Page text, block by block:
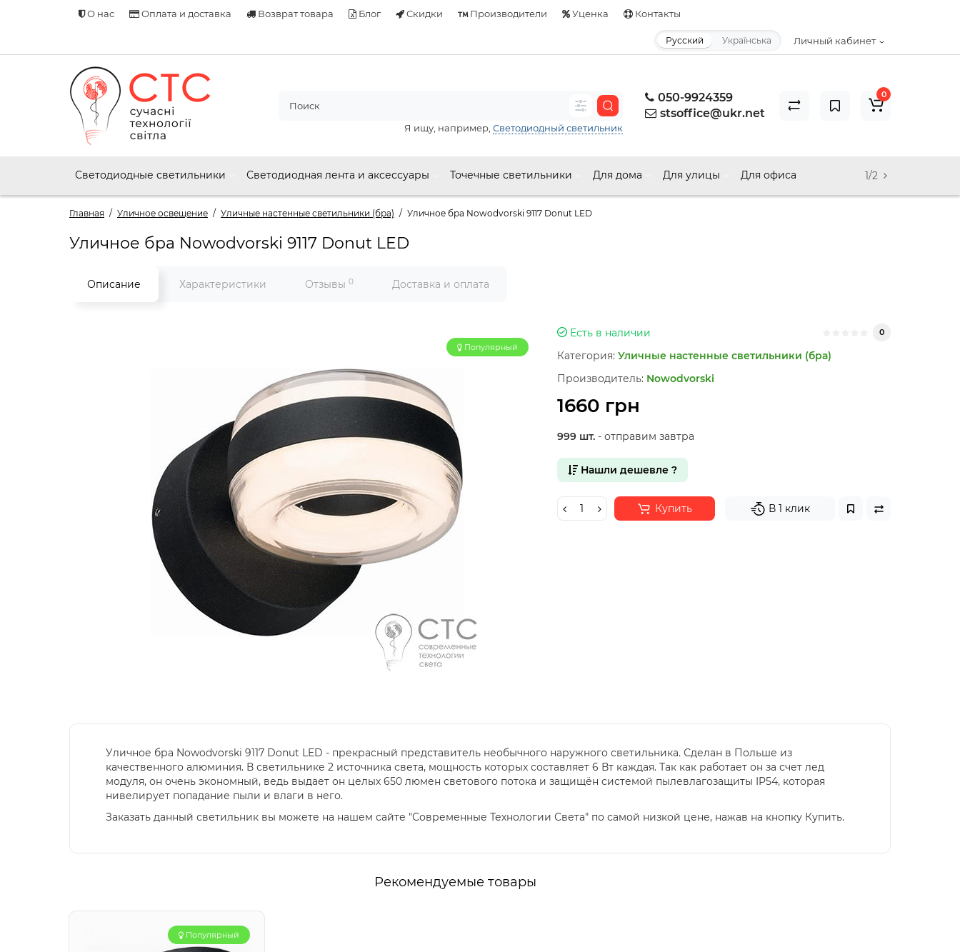
О нас Оплата и доставка Возврат товара Блог Скидки Производители Уценка Контакты
Личный кабинет
Русский Українська
050-9924359
stsoffice@ukr.net
Я ищу, например, Светодиодный светильник
0
Светодиодные светильники Светодиодная лента и аксессуары Точечные светильники Для дома Для улицы Для офиса 1/2
Главная Уличное освещение Уличные настенные светильники (бра) Уличное бра Nowodvorski 9117 Donut LED
Уличное бра Nowodvorski 9117 Donut LED
Описание Характеристики Отзывы 0 Доставка и оплата
Популярный
Есть в наличии 0
Категория: Уличные настенные светильники (бра)
Производитель: Nowodvorski
1660 грн
999 шт.- отправим завтра
Нашли дешевле ?
Купить В 1 клик
Уличное бра Nowodvorski 9117 Donut LED - прекрасный представитель необычного наружного светильника. Сделан в Польше из
качественного алюминия. В светильнике 2 источника света, мощность которых составляет 6 Вт каждая. Так как работает он за счет лед
модуля, он очень экономный, ведь выдает он целых 650 люмен светового потока и защищён системой пылевлагозащиты IP54, которая
нивелирует попадание пыли и влаги в него.
Заказать данный светильник вы можете на нашем сайте "Современные Технологии Света" по самой низкой цене, нажав на кнопку Купить.
Рекомендуемые товары
Популярный